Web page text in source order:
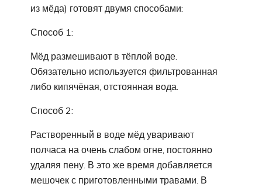
из мёда) готовят двумя способами:
Способ 1:
Мёд размешивают в тёплой воде.
Обязательно используется фильтрованная
либо кипячёная, отстоянная вода.
Способ 2:
Растворенный в воде мёд уваривают
полчаса на очень слабом огне, постоянно
удаляя пену. В это же время добавляется
мешочек с приготовленными травами. В